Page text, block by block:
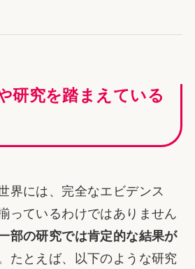
研究を踏まえている
界には、完全なエビデンス
っているわけではありません
部の研究では肯定的な結果が
たとえば、以下のような研究